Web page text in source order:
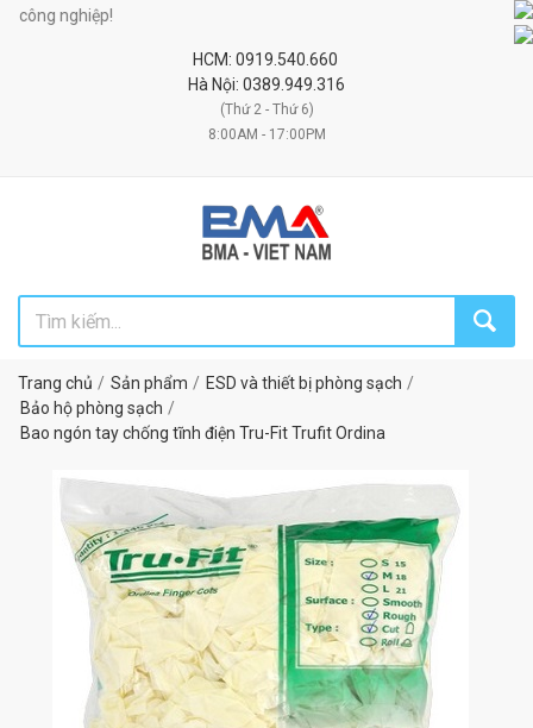
nghiệp!
HCM: 0919.540.660
Hà Nội: 0389.949.316
(Thứ 2 - Thứ 6)
8:00AM - 17:00PM
Trang chủ Sản phẩm
ESD và thiết bị phòng sạch
Bảo hộ phòng sạch
Bao ngón tay chống tĩnh điện Tru-Fit Trufit Ordina